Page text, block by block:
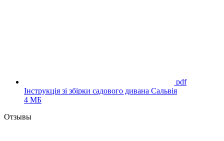
pdf
Інструкція зі збірки садового дивана Сальвія
4 МБ
Отзывы